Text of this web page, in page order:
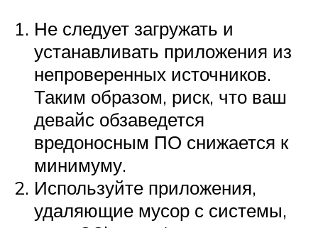
Не следует загружать и
устанавливать приложения из
непроверенных источников.
Таким образом, риск, что ваш
девайс обзаведется
вредоносным ПО снижается к
минимуму.
Используйте приложения,
удаляющие мусор с системы,